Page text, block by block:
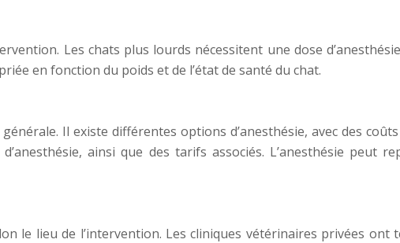
Les chats plus lourds nécessitent une dose
en fonction du poids et de l’état de santé du chat.
Il existe différentes options d’anesthésie, avec des
ainsi que des tarifs associés. L’anesthésie
le lieu de l’intervention. Les cliniques vétérinaires privées ont